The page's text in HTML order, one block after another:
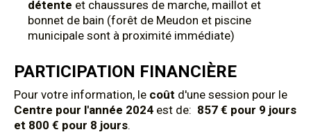
détente et chaussures de marche, maillot et
bonnet de bain (forêt de Meudon et piscine
municipale sont à proximité immédiate)
PARTICIPATION FINANCIÈRE
Pour votre information, le coût d'une session pour le
Centre pour l'année 2024 est de: 857 € pour 9 jours
et 800 € pour 8 jours.